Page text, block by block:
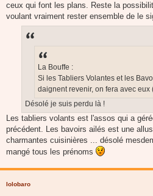
ceux qui font les plans. Reste la
voulant vraiment rester ensemble de le
La Bouffe :
Si les Tabliers Volantes et les
daignent revenir, on fera avec eux
Désolé je suis perdu là !
Les tabliers volants est l'assos qui a
précédent. Les bavoirs ailés est une
charmantes cuisinières ... désolé
mangé tous les prénoms
lolobaro